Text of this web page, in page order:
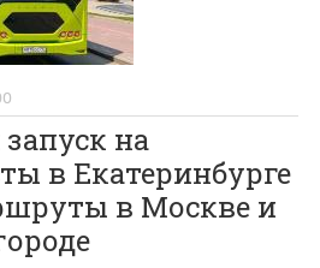
на
в Екатеринбурге
в Москве и